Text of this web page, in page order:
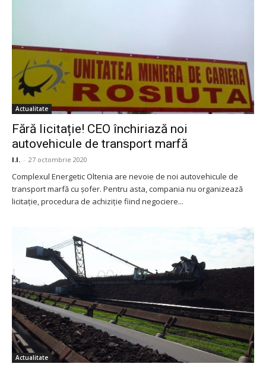
Actualitate
Fără licitație! CEO închiriază noi
autovehicule de transport marfă
I.I. - 27 octombrie 2020
Complexul Energetic Oltenia are nevoie de noi autovehicule de
transport marfă cu șofer. Pentru asta, compania nu organizează
licitație, procedura de achiziție fiind negociere...
Actualitate